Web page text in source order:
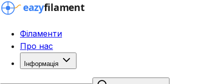
Філаменти
Про нас
Інформація